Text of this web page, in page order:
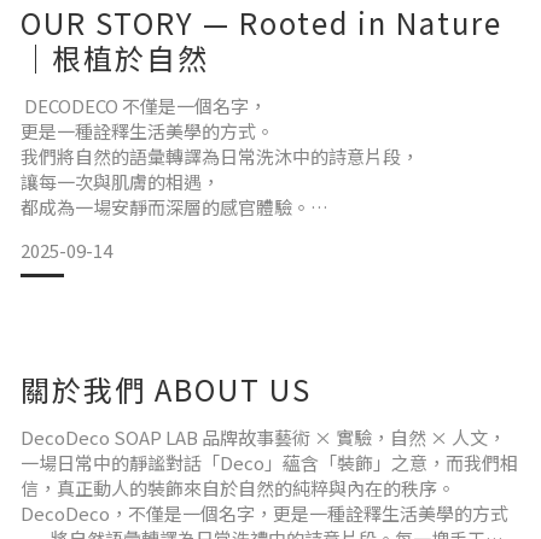
OUR STORY — Rooted in Nature
｜根植於自然
DECODECO 不僅是一個名字，
更是一種詮釋生活美學的方式。
我們將自然的語彙轉譯為日常洗沐中的詩意片段，
讓每一次與肌膚的相遇，
都成為一場安靜而深層的感官體驗。
以實驗者的精神雕琢每一塊手工皂。
皂體的色彩源自植物本身的研磨粉末——
在細緻而緩慢的釋放中，點亮每一段洗沐時光。
這些來自土地的素材，
需經過八週的晾皂熟成，
讓時間完整參與其中，
最終成就您
2025-09-14
關於我們 ABOUT US
DecoDeco SOAP LAB 品牌故事藝術 × 實驗，自然 × 人文，
一場日常中的靜謐對話「Deco」蘊含「裝飾」之意，而我們相
信，真正動人的裝飾來自於自然的純粹與內在的秩序。
DecoDeco，不僅是一個名字，更是一種詮釋生活美學的方式